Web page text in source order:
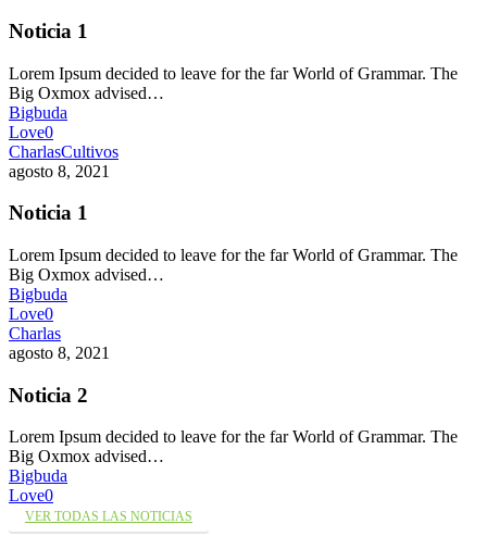
Noticia 1
Lorem Ipsum decided to leave for the far World of Grammar. The
Big Oxmox advised…
Bigbuda
Love0
CharlasCultivos
agosto 8, 2021
Noticia 1
Lorem Ipsum decided to leave for the far World of Grammar. The
Big Oxmox advised…
Bigbuda
Love0
Charlas
agosto 8, 2021
Noticia 2
Lorem Ipsum decided to leave for the far World of Grammar. The
Big Oxmox advised…
Bigbuda
Love0
VER TODAS LAS NOTICIAS